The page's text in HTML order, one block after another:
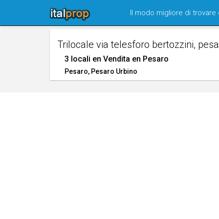
Il modo migliore di trovare
Trilocale via telesforo bertozzini,
3 locali en Vendita en Pesaro
Pesaro, Pesaro Urbino